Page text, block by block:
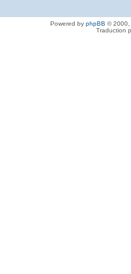
Powered by phpBB © 2000,
Traduction